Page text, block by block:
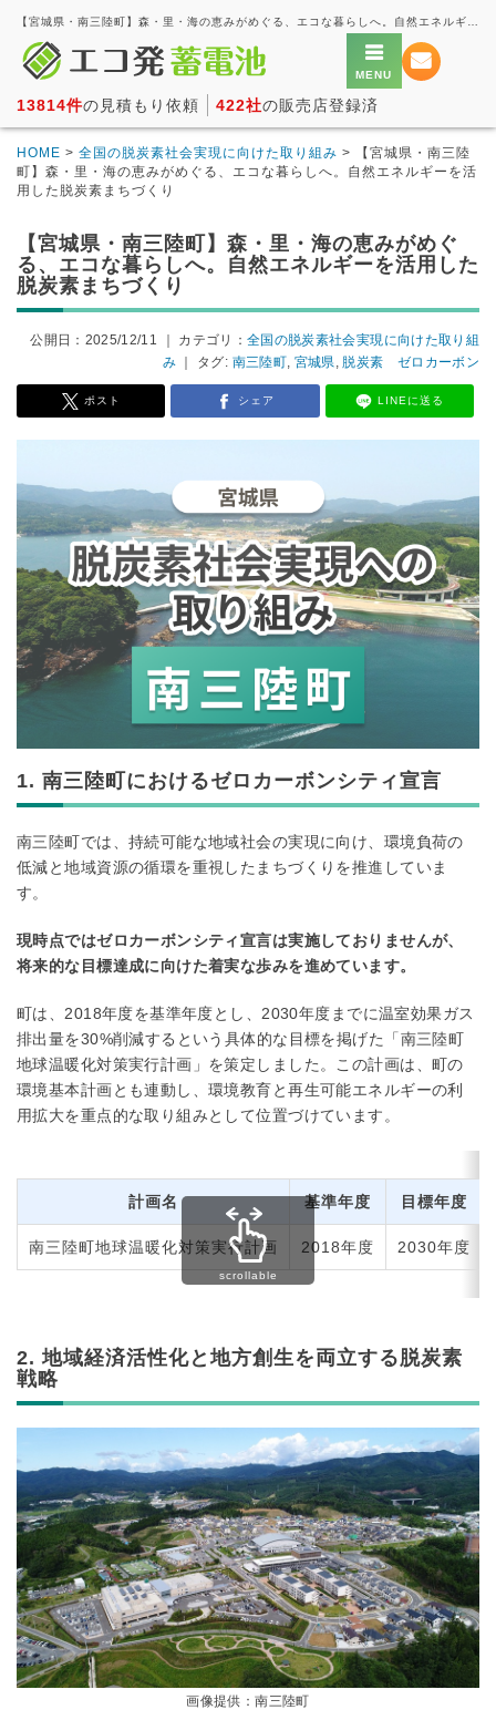
13814件の見積もり依頼 422社の販売店登録済
HOME > 全国の脱炭素社会実現に向けた取り組み > 【宮城県・南三陸
町】森・里・海の恵みがめぐる、エコな暮らしへ。自然エネルギーを活
用した脱炭素まちづくり
【宮城県・南三陸町】森・里・海の恵みがめぐ
る、エコな暮らしへ。自然エネルギーを活用した
脱炭素まちづくり
公開日：2025/12/11 ｜ カテゴリ： 全国の脱炭素社会実現に向けた取り組
み ｜ タグ: 南三陸町, 宮城県 脱炭素 ゼロカーボン
ポスト シェア LINEに送る
1. 南三陸町におけるゼロカーボンシティ宣言
南三陸町では、持続可能な地域社会の実現に向け、環境負荷の
低減と地域資源の循環を重視したまちづくりを推進していま
す。
現時点ではゼロカーボンシティ宣言は実施しておりませんが、
将来的な目標達成に向けた着実な歩みを進めています。
町は、2018年度を基準年度とし、2030年度までに温室効果ガス
排出量を30%削減するという具体的な目標を掲げた「南三陸町
地球温暖化対策実行計画」を策定しました。この計画は、町の
環境基本計画とも連動し、環境教育と再生可能エネルギーの利
用拡大を重点的な取り組みとして位置づけています。
計画名 基準年度 目標年度
南三陸町地球温暖化対策実行計画 2018年度 2030年度
2. 地域経済活性化と地方創生を両立する脱炭素
戦略
画像提供：南三陸町